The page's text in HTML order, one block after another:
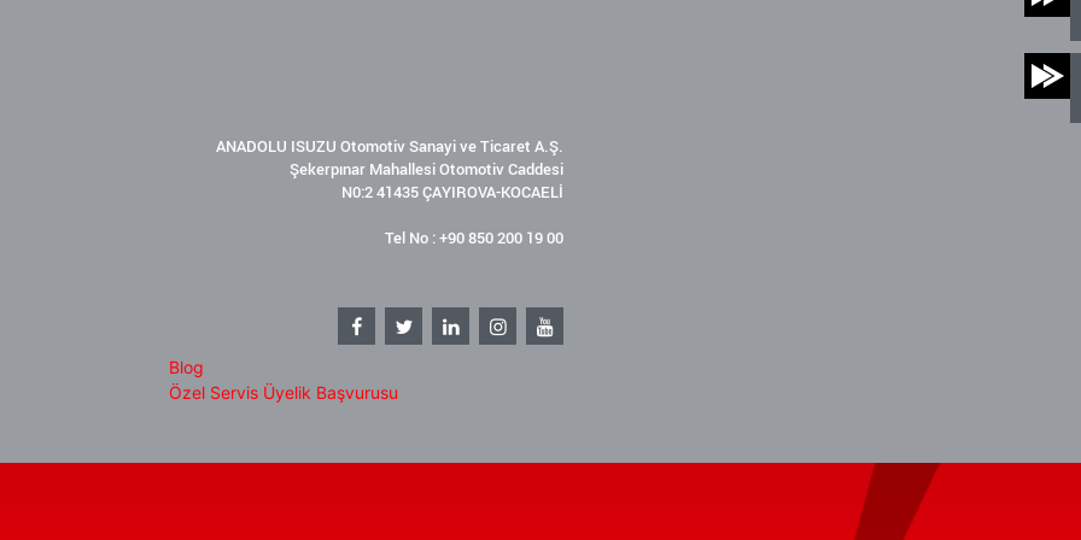
ANADOLU ISUZU Otomotiv Sanayi ve Ticaret A.Ş.
Şekerpınar Mahallesi Otomotiv Caddesi
N0:2 41435 ÇAYIROVA-KOCAELİ
Tel No : +90 850 200 19 00
Blog
Özel Servis Üyelik Başvurusu